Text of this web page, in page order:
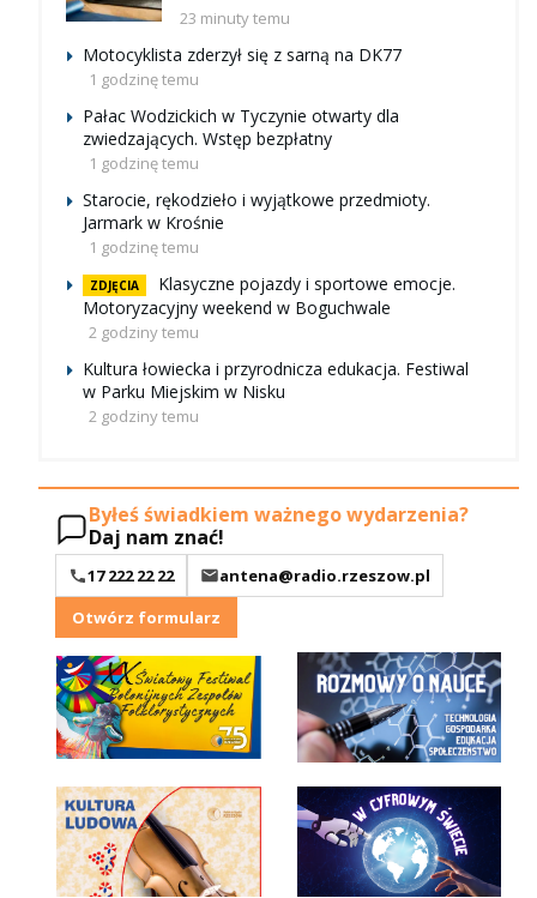
23 minuty temu
Motocyklista zderzył się z sarną na DK77
1 godzinę temu
Pałac Wodzickich w Tyczynie otwarty dla
zwiedzających. Wstęp bezpłatny
1 godzinę temu
Starocie, rękodzieło i wyjątkowe przedmioty.
Jarmark w Krośnie
1 godzinę temu
ZDJĘCIA
Klasyczne pojazdy i sportowe emocje.
Motoryzacyjny weekend w Boguchwale
2 godziny temu
Kultura łowiecka i przyrodnicza edukacja. Festiwal
w Parku Miejskim w Nisku
2 godziny temu
Byłeś świadkiem ważnego wydarzenia?
Daj nam znać!
17 222 22 22
antena@radio.rzeszow.pl
Otwórz formularz